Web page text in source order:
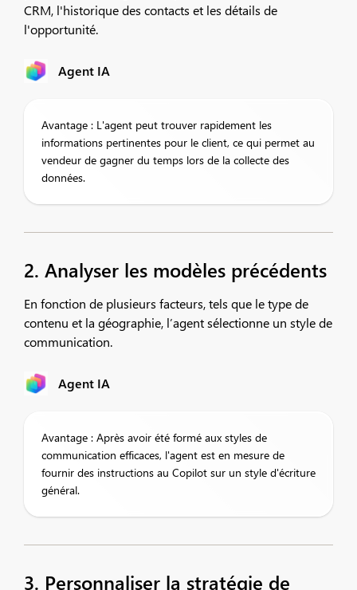
CRM, l'historique des contacts et les détails de
l'opportunité.
Agent IA
Avantage : L'agent peut trouver rapidement les
informations pertinentes pour le client, ce qui permet au
vendeur de gagner du temps lors de la collecte des
données.
2. Analyser les modèles précédents
En fonction de plusieurs facteurs, tels que le type de
contenu et la géographie, l’agent sélectionne un style de
communication.
Agent IA
Avantage : Après avoir été formé aux styles de
communication efficaces, l'agent est en mesure de
fournir des instructions au Copilot sur un style d'écriture
général.
3. Personnaliser la stratégie de